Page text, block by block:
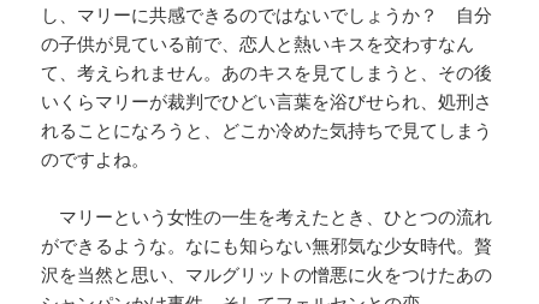
し、マリーに共感できるのではないでしょうか？ 自分
の子供が見ている前で、恋人と熱いキスを交わすなん
て、考えられません。あのキスを見てしまうと、その後
いくらマリーが裁判でひどい言葉を浴びせられ、処刑さ
れることになろうと、どこか冷めた気持ちで見てしまう
のですよね。
マリーという女性の一生を考えたとき、ひとつの流れ
ができるような。なにも知らない無邪気な少女時代。贅
沢を当然と思い、マルグリットの憎悪に火をつけたあの